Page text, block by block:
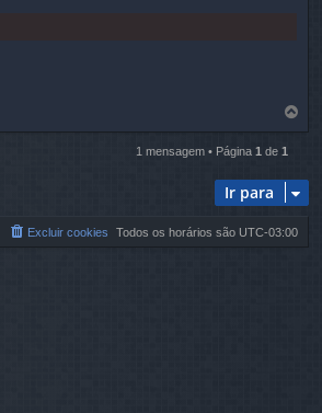
a
a
1 mensagem • Página 1 de 1
Ir para
Todos os horários são UTC-03:00
Excluir cookies